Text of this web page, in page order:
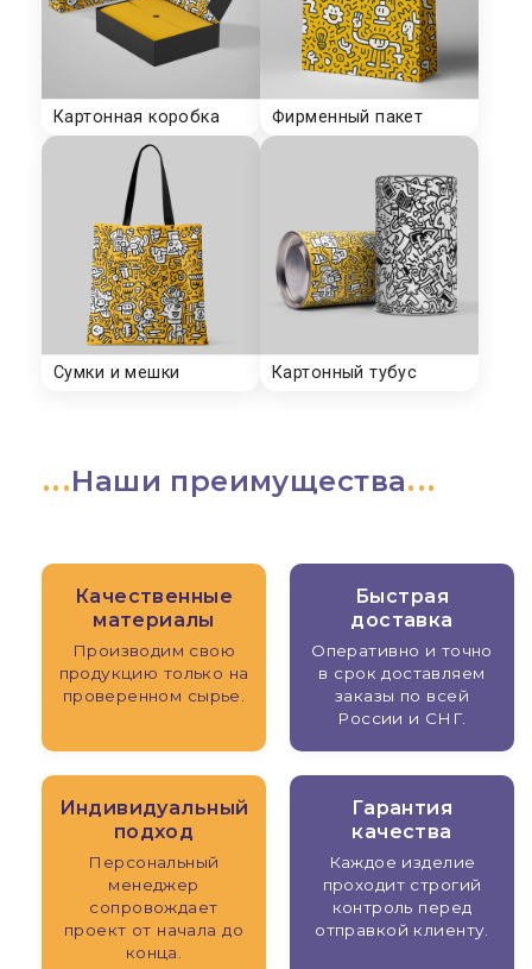
Наши преимущества
Качественные
материалы
Производим свою
продукцию только на
проверенном сырье.
Быстрая
доставка
Оперативно и точно
в срок доставляем
заказы по всей
России и СНГ.
Индивидуальный
подход
Персональный
менеджер
сопровождает
проект от начала до
конца.
Гарантия
качества
Каждое изделие
проходит строгий
контроль перед
отправкой клиенту.